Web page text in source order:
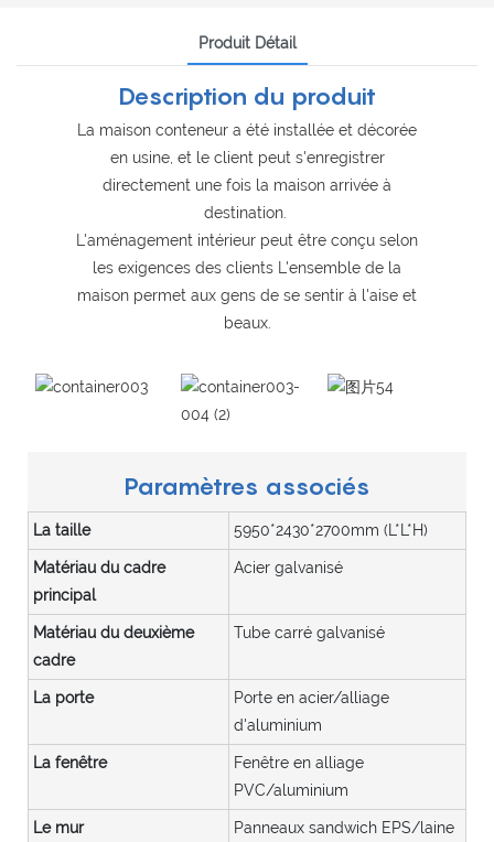
Produit Détail
Description du produit
La maison conteneur a été installée et décorée
en usine, et le client peut s'enregistrer
directement une fois la maison arrivée à
destination.
L'aménagement intérieur peut être conçu selon
les exigences des clients L'ensemble de la
maison permet aux gens de se sentir à l'aise et
beaux.
Paramètres associés
La taille 5950*2430*2700mm (L*L*H)
Matériau du cadre
principal
Acier galvanisé
Matériau du deuxième
cadre
Tube carré galvanisé
La porte
Porte en acier/alliage
d'aluminium
La fenêtre
Fenêtre en alliage
PVC/aluminium
Le mur Panneaux sandwich EPS/laine